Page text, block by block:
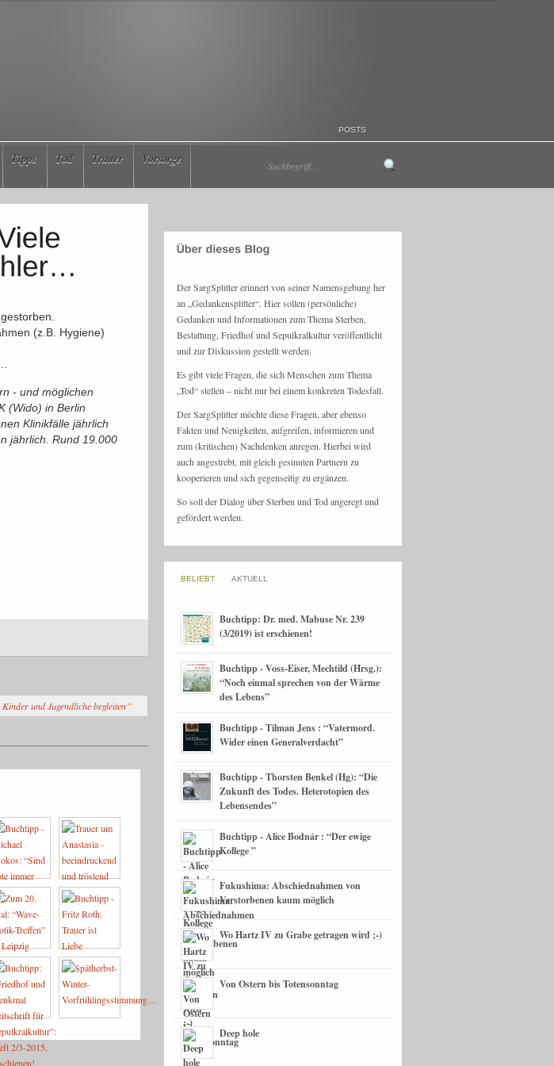
POSTS
Tipps Tod Trauer Vorsorge
(z.B. Hygiene)
- und möglichen
(Wido) in Berlin
Klinikfälle jährlich
jährlich. Rund 19.000
und Jugendliche begleiten”
Der SargSplitter erinnert von seiner Namensgebung her
an „Gedankensplitter“. Hier sollen (persönliche)
Gedanken und Informationen zum Thema Sterben,
Bestattung, Friedhof und Sepulkralkultur veröffentlicht
und zur Diskussion gestellt werden.
Es gibt viele Fragen, die sich Menschen zum Thema
„Tod“ stellen – nicht nur bei einem konkreten Todesfall.
Der SargSplitter möchte diese Fragen, aber ebenso
Fakten und Neuigkeiten, aufgreifen, informieren und
zum (kritischen) Nachdenken anregen. Hierbei wird
auch angestrebt, mit gleich gesinnten Partnern zu
kooperieren und sich gegenseitig zu ergänzen.
So soll der Dialog über Sterben und Tod angeregt und
gefördert werden.
BELIEBT AKTUELL
Buchtipp: Dr. med. Mabuse Nr. 239
(3/2019) ist erschienen!
Buchtipp - Voss-Eiser, Mechtild (Hrsg.):
“Noch einmal sprechen von der Wärme
des Lebens”
Buchtipp - Tilman Jens : “Vatermord.
Wider einen Generalverdacht”
Buchtipp - Thorsten Benkel (Hg): “Die
Zukunft des Todes. Heterotopien des
Lebensendes”
Buchtipp - Alice Bodnár : “Der ewige
Kollege ”
Fukushima: Abschiednahmen von
Verstorbenen kaum möglich
Wo Hartz IV zu Grabe getragen wird ;-)
Von Ostern bis Totensonntag
Deep hole